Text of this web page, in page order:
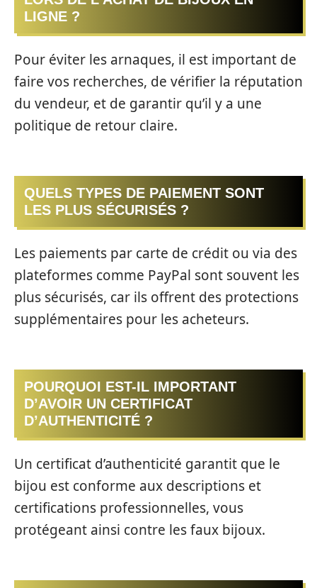
LIGNE ?
Pour éviter les arnaques, il est important de
faire vos recherches, de vérifier la réputation
du vendeur, et de garantir qu’il y a une
politique de retour claire.
QUELS TYPES DE PAIEMENT SONT
LES PLUS SÉCURISÉS ?
Les paiements par carte de crédit ou via des
plateformes comme PayPal sont souvent les
plus sécurisés, car ils offrent des protections
supplémentaires pour les acheteurs.
POURQUOI EST-IL IMPORTANT
D’AVOIR UN CERTIFICAT
D’AUTHENTICITÉ ?
Un certificat d’authenticité garantit que le
bijou est conforme aux descriptions et
certifications professionnelles, vous
protégeant ainsi contre les faux bijoux.